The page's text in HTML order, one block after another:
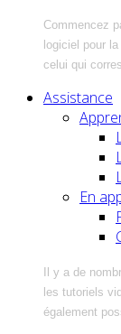
Commencez
logiciel pour
celui qui
Assistance
En
Il y a de
les tutoriels
également